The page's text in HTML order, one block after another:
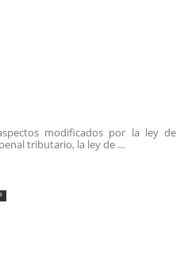
modificados por la ley de
tributario, la ley de ...